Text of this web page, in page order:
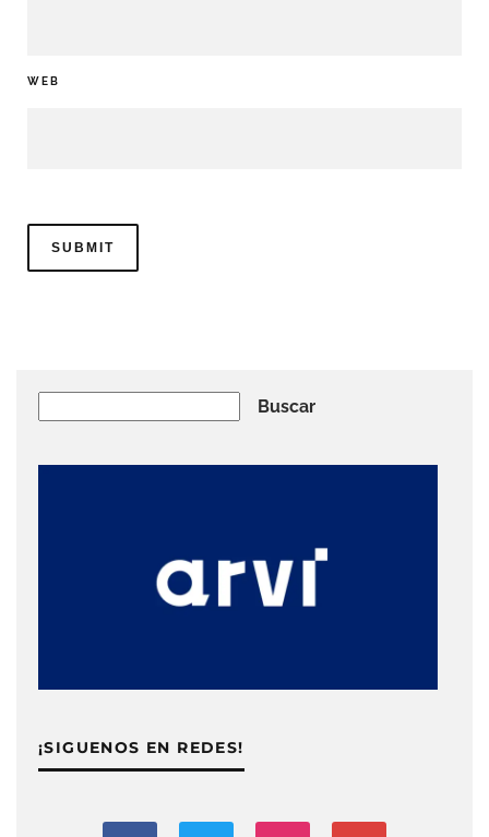
WEB
Buscar
¡SIGUENOS EN REDES!